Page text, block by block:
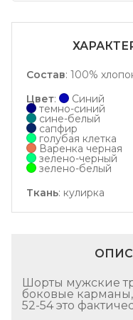
Состав: 100%
Цвет: Синий
темно-синий
сине-белый
сапфир
голубая клетка
Варенка черная
зелено-черный
зелено-белый
Ткань: кулирка
Шорты мужские
боковые
52-54 это